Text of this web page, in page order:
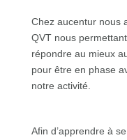
Chez aucentur nous
QVT nous
répondre au mieux
pour être en phase
notre activité.
Afin d’apprendre à